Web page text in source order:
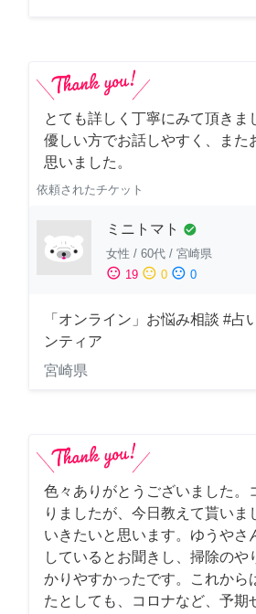
とても詳しく丁寧にみて頂きま
優しい方でお話しやすく、また
思いました。
依頼されたチケット
ミニトマト check_circle
女性 / 60代 / 宮崎県
sentiment_satisfied 19 sentiment_neutral 0 sentiment_dissatisfied 0
「オンライン」お悩み相談 #占
ンティア
宮崎県
色々ありがとうございました。
りましたが、今日教えて貰いま
いきたいと思います。ゆうやさ
しているとお聞きし、掃除のや
かりやすかったです。これから
たとしても、コロナなど、予期